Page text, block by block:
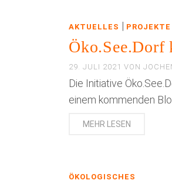
AKTUELLES | PROJEKTE
Öko.See.Dorf
29. JULI 2021 VON
Die Initiative
einem kommenden
MEHR LESEN
ÖKOLOGISCHES